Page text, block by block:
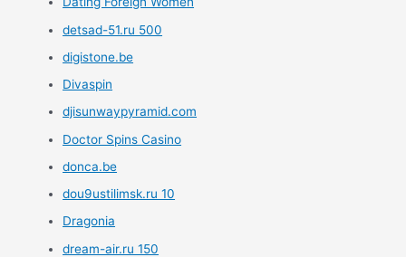
detsad-51.ru 500
digistone.be
Divaspin
djisunwaypyramid.com
Doctor Spins Casino
donca.be
dou9ustilimsk.ru 10
Dragonia
dream-air.ru 150